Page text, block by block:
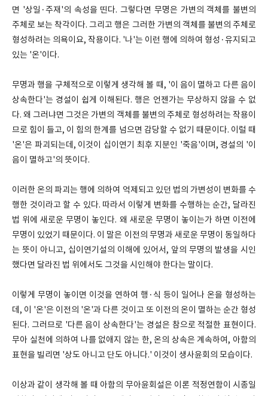
면 '상일·주재'의 속성을 띤다. 그렇다면 무명은 가변의 객체를 불변의
주체로 보는 착각이다. 그리고 행은 그러한 가변의 객체를 불변의 주체로
형성하려는 의욕이요, 작용이다. '나'는 이런 행에 의하여 형성·유지되고
있는 '온'이다.
무명과 행을 구체적으로 이렇게 생각해 볼 때, '이 음이 멸하고 다른 음이
상속한다'는 경설이 쉽게 이해된다. 행은 언젠가는 무상하지 않을 수 없
다. 왜 그러냐면 그것은 가변의 객체를 불변의 주체로 형성하려는 작용이
므로 힘이 들고, 이 힘의 한계를 넘으면 감당할 수 없기 때문이다. 이럴 때
'온'은 파괴되는데, 이것이 십이연기 최후 지분인 '죽음'이며, 경설의 '이
음이 멸하고'의 뜻이다.
이러한 온의 파괴는 행에 의하여 억제되고 있던 법의 가변성이 변화를 수
행한 것이라고 할 수 있다. 따라서 이렇게 변화를 수행하는 순간, 달라진
법 위에 새로운 무명이 놓인다. 왜 새로운 무명이 놓이는가 하면 이전에
무명이 있었기 때문이다. 이 말은 이전의 무명과 새로운 무명이 동일하다
는 뜻이 아니고, 십이연기설의 이해에 있어서, 앞의 무명의 발생을 시인
했다면 달라진 법 위에서도 그것을 시인해야 한다는 말이다.
이렇게 무명이 놓이면 이것을 연하여 행·식 등이 일어나 온을 형성하는
데, 이 '온'은 이전의 '온'과 다른 것이고 또 이전의 온이 멸하는 순간 형성
된다. 그러므로 '다른 음이 상속한다'는 경설은 참으로 적절한 표현이다.
무아 실천에 의하여 나를 없애지 않는 한, 온의 상속은 계속하여, 아함의
표현을 빌리면 '상도 아니고 단도 아니다.' 이것이 생사윤회의 모습이다.
이상과 같이 생각해 볼 때 아함의 무아윤회설은 이론 적정연함이 시종일